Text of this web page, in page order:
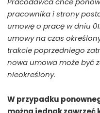
pracownika i strony
umowę o pracę w dniu
umowy na czas
trakcie poprzedniego
nowa umowa może być
nieokreślony.
W przypadku